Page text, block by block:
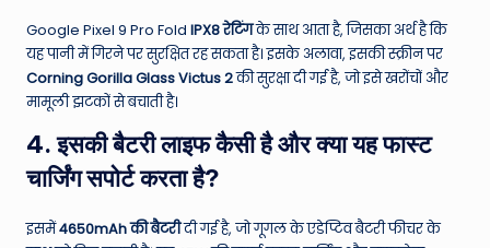
Google Pixel 9 Pro Fold IPX8 रेटिंगके साथ आता है, जिसका अर्थ है कि
यह पानी में गिरने पर सुरक्षित रह सकता है।इसके अलावा, इसकी स्क्रीन पर
Corning Gorilla Glass Victus 2की सुरक्षा दी गई है, जो इसे खरोंचों और
मामूली झटकों से बचाती है।
4. इसकी बैटरी लाइफ कैसी है और क्या यह फास्ट
चार्जिंग सपोर्ट करता है?
इसमें4650mAh की बैटरीदी गई है, जो गूगल के एडेप्टिव बैटरी फीचर के